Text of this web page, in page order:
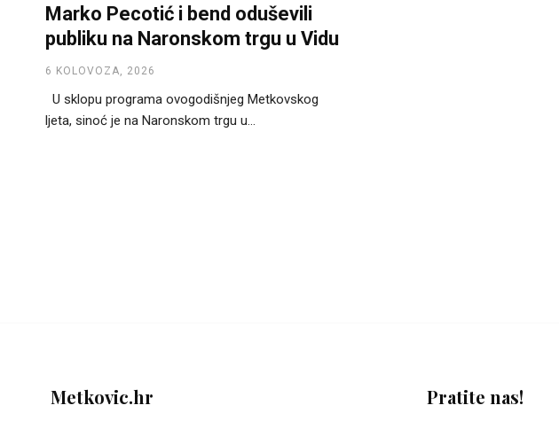
Marko Pecotić i bend oduševili
publiku na Naronskom trgu u Vidu
6 KOLOVOZA, 2026
U sklopu programa ovogodišnjeg Metkovskog
ljeta, sinoć je na Naronskom trgu u...
Metkovic.hr Pratite nas!